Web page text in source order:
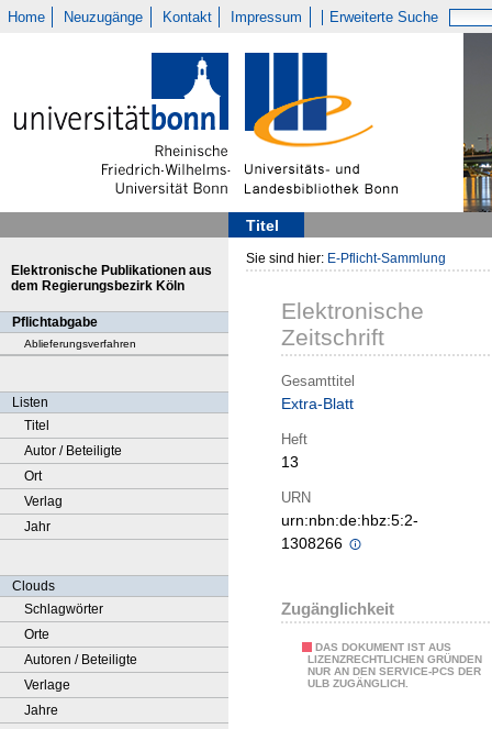
Home Neuzugänge Kontakt Impressum Erweiterte Suche
Titel
Elektronische Publikationen aus
dem Regierungsbezirk Köln
Pflichtabgabe
Ablieferungsverfahren
Listen
Titel
Autor / Beteiligte
Ort
Verlag
Jahr
Clouds
Schlagwörter
Orte
Autoren / Beteiligte
Verlage
Jahre
Sie sind hier: E-Pflicht-Sammlung
Elektronische
Zeitschrift
Gesamttitel
Extra-Blatt
Heft
13
URN
urn:nbn:de:hbz:5:2-
1308266
Zugänglichkeit
DAS DOKUMENT IST AUS
LIZENZRECHTLICHEN GRÜNDEN
NUR AN DEN SERVICE-PCS DER
ULB ZUGÄNGLICH.